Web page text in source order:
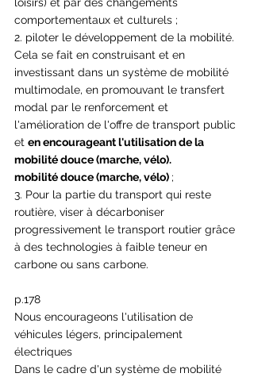
comportementaux et culturels ;
2. piloter le développement de la mobilité.
Cela se fait en construisant et en
investissant dans un système de mobilité
multimodale, en promouvant le transfert
modal par le renforcement et
l'amélioration de l'offre de transport public
et en encourageant l'utilisation de la
mobilité douce (marche, vélo).
mobilité douce (marche, vélo) ;
3. Pour la partie du transport qui reste
routière, viser à décarboniser
progressivement le transport routier grâce
à des technologies à faible teneur en
carbone ou sans carbone.
p.178
Nous encourageons l'utilisation de
véhicules légers, principalement
électriques
Dans le cadre d'un système de mobilité